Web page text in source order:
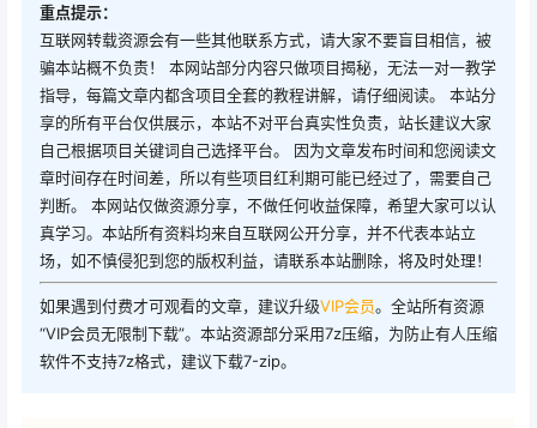
重点提示：
互联网转载资源会有一些其他联系方式，请大家不要盲目相信，被
骗本站概不负责！ 本网站部分内容只做项目揭秘，无法一对一教学
指导，每篇文章内都含项目全套的教程讲解，请仔细阅读。 本站分
享的所有平台仅供展示，本站不对平台真实性负责，站长建议大家
自己根据项目关键词自己选择平台。 因为文章发布时间和您阅读文
章时间存在时间差，所以有些项目红利期可能已经过了，需要自己
判断。 本网站仅做资源分享，不做任何收益保障，希望大家可以认
真学习。本站所有资料均来自互联网公开分享，并不代表本站立
场，如不慎侵犯到您的版权利益，请联系本站删除，将及时处理！
如果遇到付费才可观看的文章，建议升级VIP会员。全站所有资源
“VIP会员无限制下载”。本站资源部分采用7z压缩，为防止有人压缩
软件不支持7z格式，建议下载7-zip。